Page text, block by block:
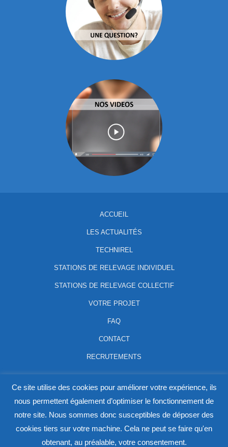
ACCUEIL
LES ACTUALITÉS
TECHNIREL
STATIONS DE RELEVAGE INDIVIDUEL
STATIONS DE RELEVAGE COLLECTIF
VOTRE PROJET
FAQ
CONTACT
RECRUTEMENTS
CIOTAT, FRANCE - 04 94 63 46 28
JL CONSULTING WEB ET L'
MARKETING JEXTERN
MENTIONS LÉGALES
POLITIQUE DE CONFIDENTIALITÉ
Ce site utilise des cookies pour améliorer votre expérience, ils
nous permettent également d’optimiser le fonctionnement de
notre site. Nous sommes donc susceptibles de déposer des
cookies tiers sur votre machine. Cela ne peut se faire qu'en
obtenant, au préalable, votre consentement.